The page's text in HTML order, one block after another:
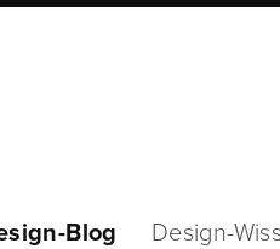
Blog Design-